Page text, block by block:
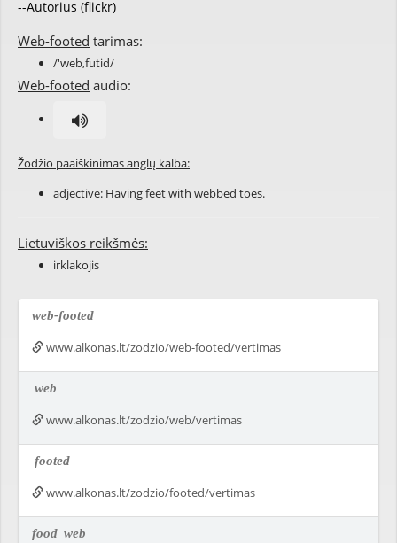
--Autorius (flickr)
Web-footed tarimas:
/'web,futid/
Web-footed audio:
Žodžio paaiškinimas anglų kalba:
adjective: Having feet with webbed toes.
Lietuviškos reikšmės:
irklakojis
web-footed
www.alkonas.lt/zodzio/web-footed/vertimas
web
www.alkonas.lt/zodzio/web/vertimas
footed
www.alkonas.lt/zodzio/footed/vertimas
food web